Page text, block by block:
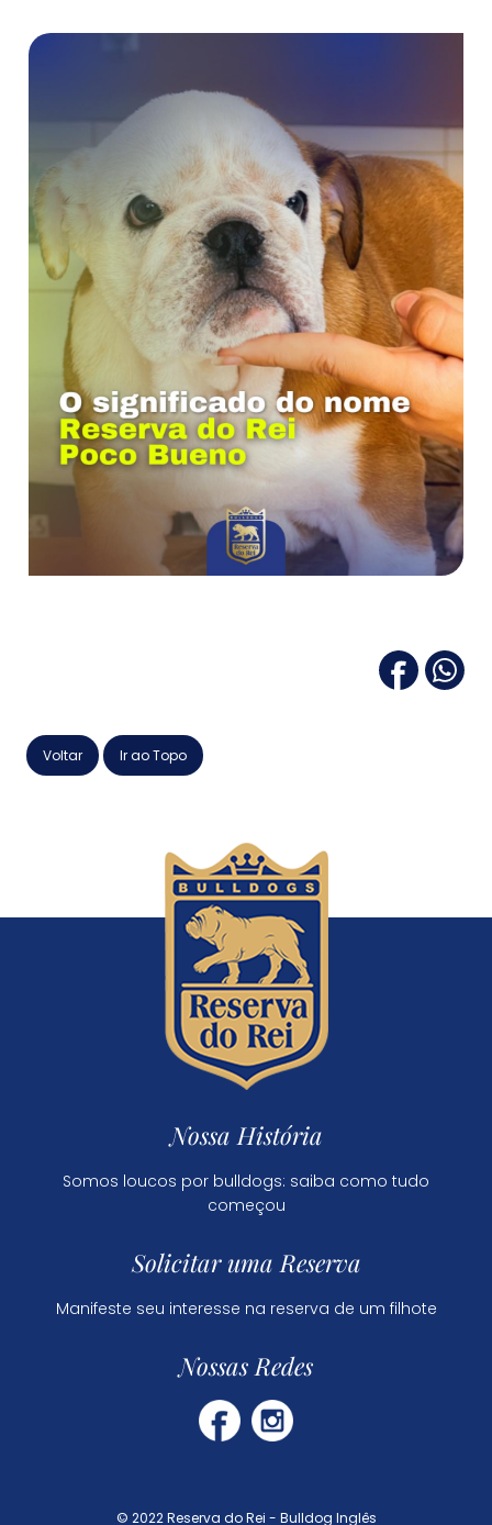
Voltar Ir ao Topo
Nossa História
Somos loucos por bulldogs: saiba como tudo
começou
Solicitar uma Reserva
Manifeste seu interesse na reserva de um filhote
Nossas Redes
© 2022 Reserva do Rei - Bulldog Inglês